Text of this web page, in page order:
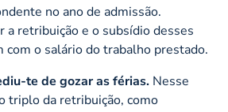
no ano de admissão.
a retribuição e o subsídio desses
com o salário do trabalho prestado.
te de gozar as férias. Nesse
triplo da retribuição, como